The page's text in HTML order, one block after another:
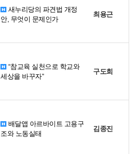
새누리당의 파견법 개정
안, 무엇이 문제인가
최용근
“참교육 실천으로 학교와
세상을 바꾸자”
구도희
배달앱 아르바이트 고용구
조와 노동실태
김종진